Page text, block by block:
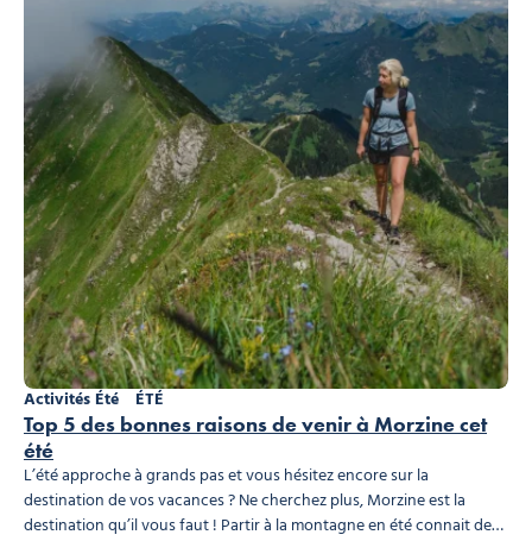
Top 5 des bonnes raisons de venir à Morzine cet
été
Activités Été ÉTÉ
L’été approche à grands pas et vous hésitez encore sur la
destination de vos vacances ? Ne cherchez plus, Morzine est la
destination qu’il vous faut ! Partir à la montagne en été connait de